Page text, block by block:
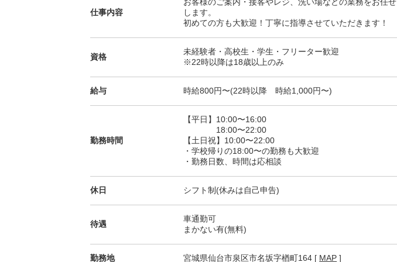
仕事内容
します。
初めての方も大歓迎！丁寧に指導させていただきます！
資格
未経験者・高校生・学生・フリーター歓迎
※22時以降は18歳以上のみ
給与 時給800円〜(22時以降 時給1,000円〜)
勤務時間
【平日】10:00〜16:00
18:00〜22:00
【土日祝】10:00〜22:00
・学校帰りの18:00〜の勤務も大歓迎
・勤務日数、時間は応相談
休日 シフト制(休みは自己申告)
待遇
車通勤可
まかない有(無料)
勤務地 宮城県仙台市泉区市名坂字楢町164 [ MAP ]